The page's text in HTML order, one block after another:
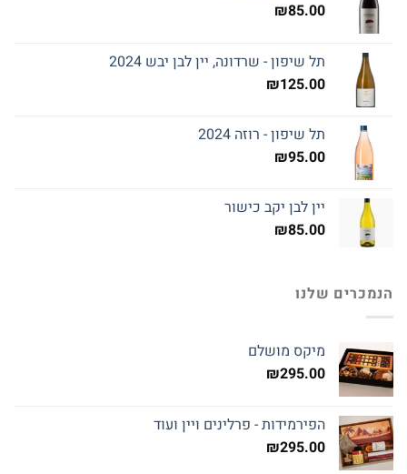
₪85.00
תל שיפון - שרדונה, יין לבן יבש 2024
₪125.00
תל שיפון - רוזה 2024
₪95.00
יין לבן יקב כישור
₪85.00
הנמכרים שלנו
מיקס מושלם
₪295.00
הפירמידות - פרלינים ויין ועוד
₪295.00